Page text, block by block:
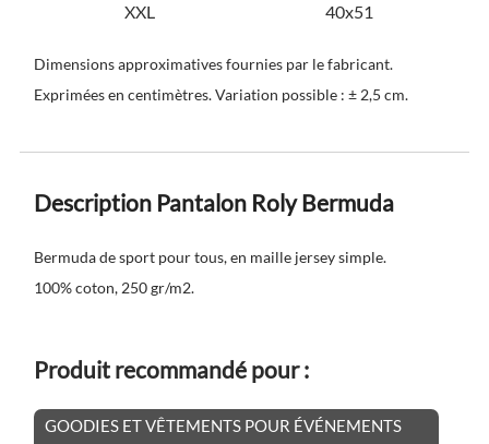
XXL
40x51
Dimensions approximatives fournies par le fabricant.
Exprimées en centimètres. Variation possible : ± 2,5 cm.
Description Pantalon Roly Bermuda
Bermuda de sport pour tous, en maille jersey simple.
100% coton, 250 gr/m2.
Produit recommandé pour :
GOODIES ET VÊTEMENTS POUR ÉVÉNEMENTS